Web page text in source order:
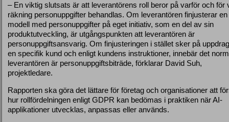
– En viktig slutsats är att leverantörens roll beror på varför och för
räkning personuppgifter behandlas. Om leverantören finjusterar en
modell med personuppgifter på eget initiativ, som en del av sin
produktutveckling, är utgångspunkten att leverantören är
personuppgiftsansvarig. Om finjusteringen i stället sker på
en specifik kund och enligt kundens instruktioner, innebär det
leverantören är personuppgiftsbiträde, förklarar David Suh,
projektledare.
Rapporten ska göra det lättare för företag och organisationer att
hur rollfördelningen enligt GDPR kan bedömas i praktiken när AI-
applikationer utvecklas, anpassas eller används.